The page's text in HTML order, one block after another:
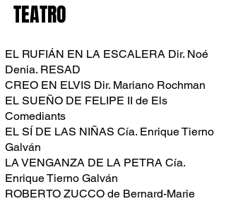
TEATRO
EL RUFIÁN EN LA ESCALERA Dir. Noé
Denia. RESAD
CREO EN ELVIS Dir. Mariano Rochman
EL SUEÑO DE FELIPE II de Els
Comediants
EL SÍ DE LAS NIÑAS Cía. Enrique Tierno
Galván
LA VENGANZA DE LA PETRA Cía.
Enrique Tierno Galván
ROBERTO ZUCCO de Bernard-Marie